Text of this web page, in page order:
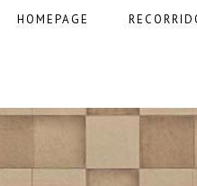
HOMEPAGE